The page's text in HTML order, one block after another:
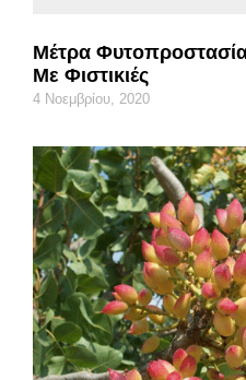
Μέτρα
Με Φιστικιές
4 Νοεμβρίου, 2020